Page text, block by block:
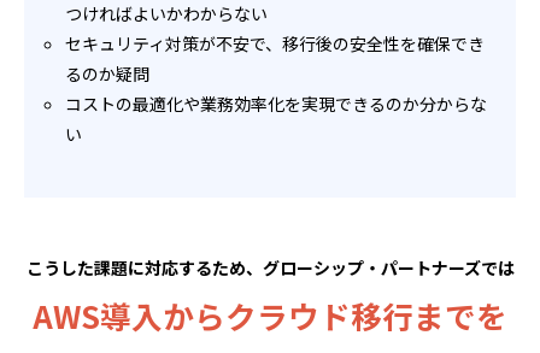
つければよいかわからない
セキュリティ対策が不安で、移行後の安全性を確保でき
るのか疑問
コストの最適化や業務効率化を実現できるのか分からな
い
こうした課題に対応するため、グローシップ・パートナーズでは
AWS導入からクラウド移行までを